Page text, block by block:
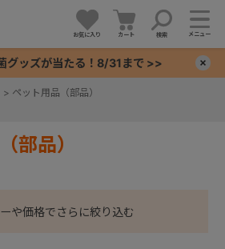
お気に入り カート 検索 メニュー
グッズが当たる！8/31まで >>
> ペット用品（部品）
部品）
や価格でさらに絞り込む